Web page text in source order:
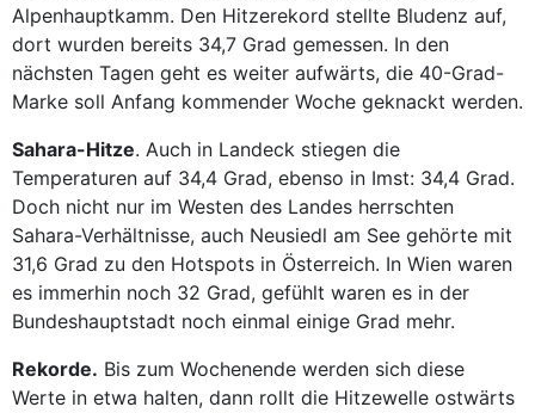
Alpenhauptkamm. Den Hitzerekord stellte Bludenz auf,
dort wurden bereits 34,7 Grad gemessen. In den
nächsten Tagen geht es weiter aufwärts, die 40-Grad-
Marke soll Anfang kommender Woche geknackt werden.
Sahara-Hitze. Auch in Landeck stiegen die
Temperaturen auf 34,4 Grad, ebenso in Imst: 34,4 Grad.
Doch nicht nur im Westen des Landes herrschten
Sahara-Verhältnisse, auch Neusiedl am See gehörte mit
31,6 Grad zu den Hotspots in Österreich. In Wien waren
es immerhin noch 32 Grad, gefühlt waren es in der
Bundeshauptstadt noch einmal einige Grad mehr.
Rekorde. Bis zum Wochenende werden sich diese
Werte in etwa halten, dann rollt die Hitzewelle ostwärts